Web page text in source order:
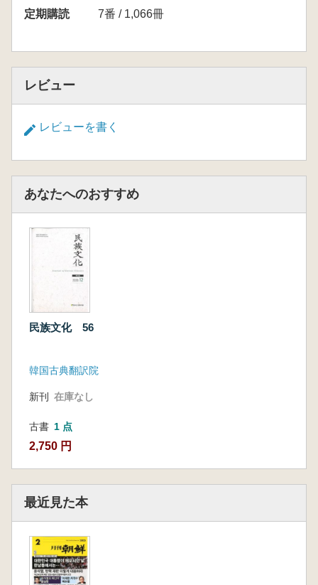
定期購読
7番 / 1,066冊
レビュー
レビューを書く
あなたへのおすすめ
民族文化 56
韓国古典翻訳院
新刊 在庫なし
古書 1 点
2,750 円
最近見た本